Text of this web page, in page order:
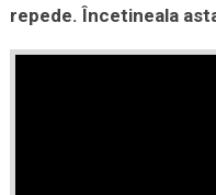
repede. Încetineala